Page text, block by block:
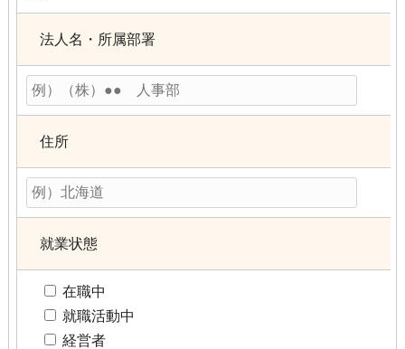
法人名・所属部署
住所
就業状態
在職中
就職活動中
経営者